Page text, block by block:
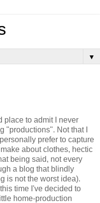
▼
place to admit I never
"productions". Not that I
prefer to capture
about clothes, hectic
being said, not every
a blog that blindly
is not the worst idea).
time I've decided to
home-production